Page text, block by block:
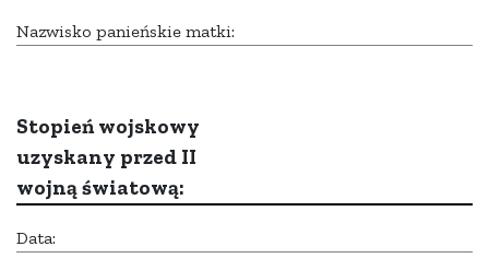
Nazwisko panieńskie matki:
Stopień wojskowy
uzyskany przed II
wojną światową:
Data: